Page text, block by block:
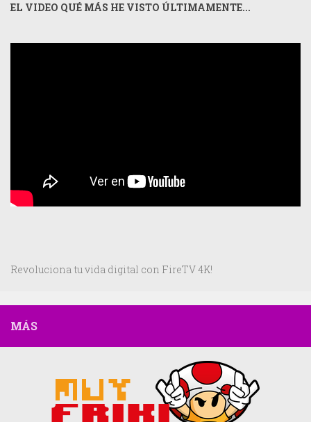
EL VIDEO QUÉ MÁS HE VISTO ÚLTIMAMENTE...
Revoluciona tu vida digital con FireTV 4K!
MÁS